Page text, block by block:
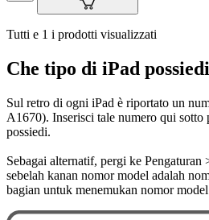
Tutti e 1 i prodotti visualizzati
Che tipo di iPad
Sul retro di ogni iPad è riportato un
A1670). Inserisci tale numero qui sotto
possiedi.
Sebagai alternatif, pergi ke
sebelah kanan nomor model adalah
bagian untuk menemukan nomor